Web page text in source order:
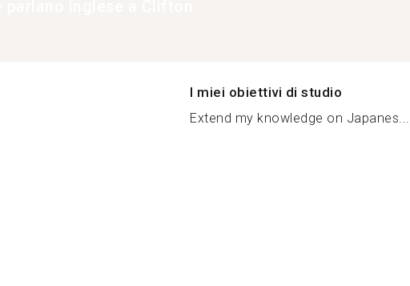
I miei obiettivi di studio
Extend my knowledge on Japanes...